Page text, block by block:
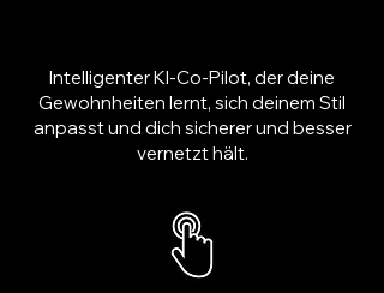
Intelligenter KI-Co-Pilot, der deine
Gewohnheiten lernt, sich deinem Stil
anpasst und dich sicherer und besser
vernetzt hält.